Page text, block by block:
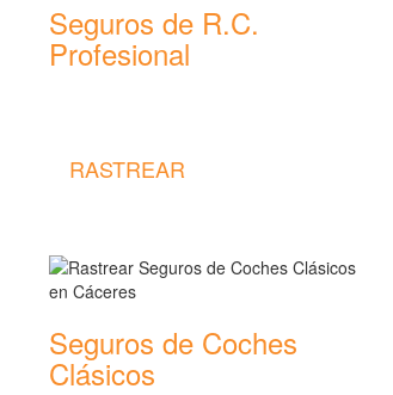
Seguros de R.C.
Profesional
RASTREAR
Seguros de Coches
Clásicos